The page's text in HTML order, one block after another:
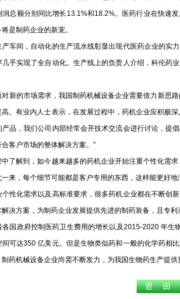
总额分别同比增长13.1%和18.2%。医药行业在快速
是制药企业的新宠。
间，自动化的生产流水线彰显出现代医药企业的实力
乎实现了全自动化。生产线上的负责人介绍，科伦药
的市场需求，我国制药机械设备企业需要借力新思路
。有业内人士表示，在发展过程中，药机企业应积极
品，我们公司内部经常会开技术交流会进行讨论，提
客户市场的整体解决方案。”
解到，如今越来越多的药机企业开始注重个性化需求
来，每个细节可能都是客户专用的东西，这样能更好地
化需求以及高标准要求，很多药机企业都在不断创
决方案，为制药企业发展提供先进的制药装备，且专利
政府控制医药卫生费用的增长以及2015-2020 年生
可达350 亿美元。但是生物类似药和一般的化学药相
药机械设备企业尚需不断发力，为我国生物药生产提供